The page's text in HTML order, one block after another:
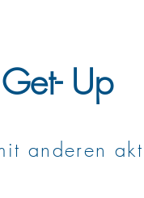
Up
anderen